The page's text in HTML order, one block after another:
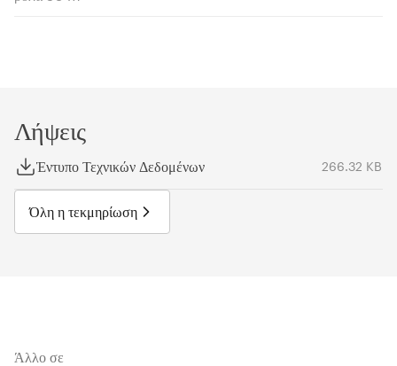
Λήψεις
Έντυπο Τεχνικών Δεδομένων 266.32 KB
Όλη η τεκμηρίωση
Άλλο σε